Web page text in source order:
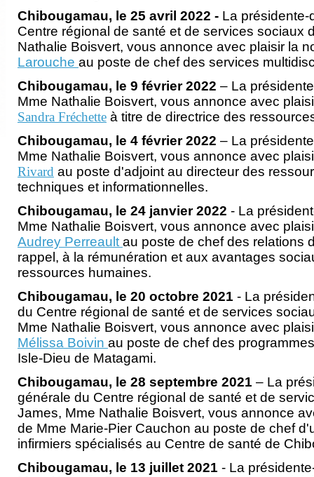
Chibougamau, le 25 avril 2022 - La présidente-
Centre régional de santé et de services sociaux
Nathalie Boisvert, vous annonce avec plaisir la
Larouche au poste de chef des services
Chibougamau, le 9 février 2022 – La
Mme Nathalie Boisvert, vous annonce avec
Sandra Fréchette à titre de directrice des
Chibougamau, le 4 février 2022 – La
Mme Nathalie Boisvert, vous annonce avec
Rivard au poste d'adjoint au directeur des
techniques et informationnelles.
Chibougamau, le 24 janvier 2022 - La
Mme Nathalie Boisvert, vous annonce avec
Audrey Perreault au poste de chef des relations
rappel, à la rémunération et aux avantages
ressources humaines.
Chibougamau, le 20 octobre 2021 - La
du Centre régional de santé et de services
Mme Nathalie Boisvert, vous annonce avec
Mélissa Boivin au poste de chef des
Isle-Dieu de Matagami.
Chibougamau, le 28 septembre 2021 – La
générale du Centre régional de santé et de
James, Mme Nathalie Boisvert, vous annonce
de Mme Marie-Pier Cauchon au poste de chef
infirmiers spécialisés au Centre de santé de
Chibougamau, le 13 juillet 2021 - La